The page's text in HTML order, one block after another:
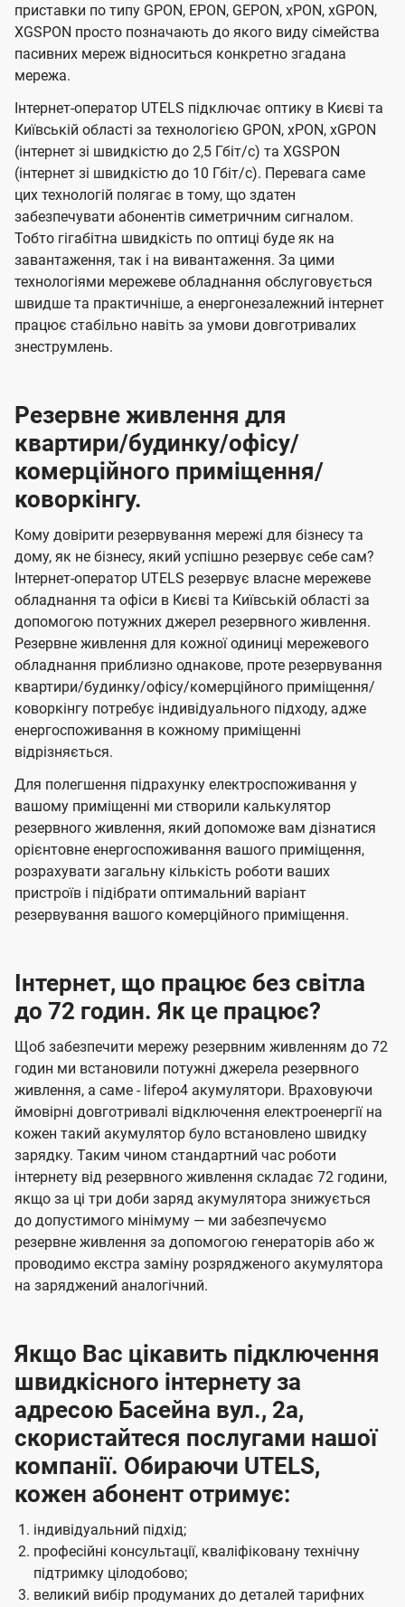
приставки по типу GPON, EPON, GEPON, xPON, xGPON,
XGSPON просто позначають до якого виду сімейства
пасивних мереж відноситься конкретно згадана
мережа.
Інтернет-оператор UTELS підключає оптику в Києві та
Київській області за технологією GPON, xPON, xGPON
(інтернет зі швидкістю до 2,5 Гбіт/с) та XGSPON
(інтернет зі швидкістю до 10 Гбіт/с). Перевага саме
цих технологій полягає в тому, що здатен
забезпечувати абонентів симетричним сигналом.
Тобто гігабітна швидкість по оптиці буде як на
завантаження, так і на вивантаження. За цими
технологіями мережеве обладнання обслуговується
швидше та практичніше, а енергонезалежний інтернет
працює стабільно навіть за умови довготривалих
знеструмлень.
Резервне живлення для
квартири/будинку/офісу/
комерційного приміщення/
коворкінгу.
Кому довірити резервування мережі для бізнесу та
дому, як не бізнесу, який успішно резервує себе сам?
Інтернет-оператор UTELS резервує власне мережеве
обладнання та офіси в Києві та Київській області за
допомогою потужних джерел резервного живлення.
Резервне живлення для кожної одиниці мережевого
обладнання приблизно однакове, проте резервування
квартири/будинку/офісу/комерційного приміщення/
коворкінгу потребує індивідуального підходу, адже
енергоспоживання в кожному приміщенні
відрізняється.
Для полегшення підрахунку електроспоживання у
вашому приміщенні ми створили калькулятор
резервного живлення, який допоможе вам дізнатися
орієнтовне енергоспоживання вашого приміщення,
розрахувати загальну кількість роботи ваших
пристроїв і підібрати оптимальний варіант
резервування вашого комерційного приміщення.
Інтернет, що працює без світла
до 72 годин. Як це працює?
Щоб забезпечити мережу резервним живленням до 72
годин ми встановили потужні джерела резервного
живлення, а саме - lifepo4 акумулятори. Враховуючи
ймовірні довготривалі відключення електроенергії на
кожен такий акумулятор було встановлено швидку
зарядку. Таким чином стандартний час роботи
інтернету від резервного живлення складає 72 години,
якщо за ці три доби заряд акумулятора знижується
до допустимого мінімуму — ми забезпечуємо
резервне живлення за допомогою генераторів або ж
проводимо екстра заміну розрядженого акумулятора
на заряджений аналогічний.
Якщо Вас цікавить підключення
швидкісного інтернету за
адресою Басейна вул., 2а,
скористайтеся послугами нашої
компанії. Обираючи UTELS,
кожен абонент отримує:
індивідуальний підхід;
професійні консультації, кваліфіковану технічну
підтримку цілодобово;
великий вибір продуманих до деталей тарифних